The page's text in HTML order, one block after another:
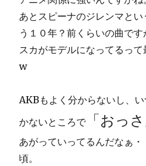
あとスピーナのジレンマと
う１０年？前くらいの曲で
スカがモデルになってるっ
w
AKBもよく分からないし、
かないところで「おっさ
あがっていってるんだなぁ
頃。